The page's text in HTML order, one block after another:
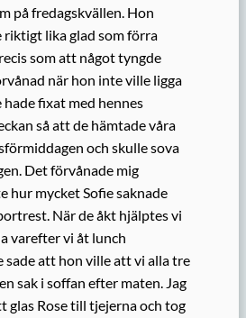
på fredagskvällen. Hon
riktigt lika glad som förra
som att något tyngde
när hon inte ville ligga
hade fixat med hennes
så att de hämtade våra
och skulle sova
Det förvånade mig
hur mycket Sofie saknade
När de åkt hjälptes vi
varefter vi åt lunch
sade att hon ville att vi alla tre
sak i soffan efter maten. Jag
glas Rose till tjejerna och tog